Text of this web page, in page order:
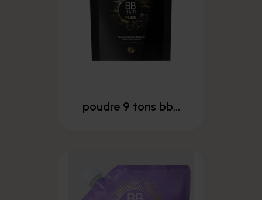
poudre 9 tons bb...